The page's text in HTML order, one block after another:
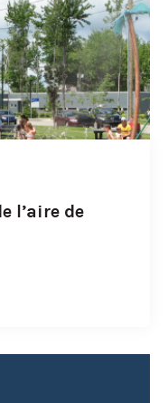
l’aire de